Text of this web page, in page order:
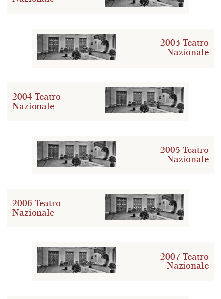
2003 Teatro
Nazionale
2004 Teatro
Nazionale
2005 Teatro
Nazionale
2006 Teatro
Nazionale
2007 Teatro
Nazionale